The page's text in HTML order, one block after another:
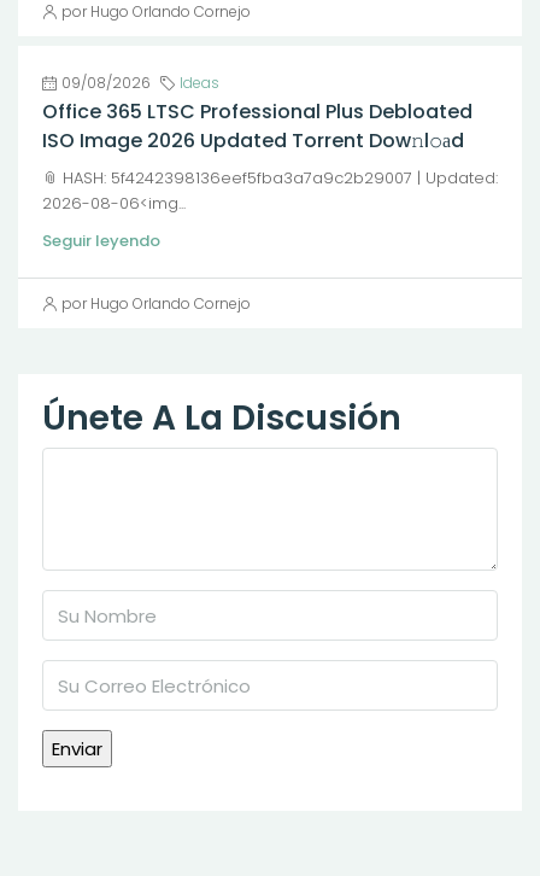
por Hugo Orlando Cornejo
09/08/2026 Ideas
Office 365 LTSC Professional Plus Debloated
ISO Image 2026 Updated Torrent Dow𝚗l𝚘аd
📎 HASH: 5f4242398136eef5fba3a7a9c2b29007 | Updated:
2026-08-06<img...
Seguir leyendo
por Hugo Orlando Cornejo
Únete A La Discusión